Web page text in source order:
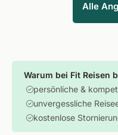
Alle
Warum bei Fit Reisen
persönliche &
unvergessliche
kostenlose